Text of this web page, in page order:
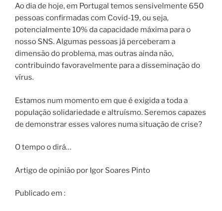
Ao dia de hoje, em Portugal temos sensivelmente 650
pessoas confirmadas com Covid-19, ou seja,
potencialmente 10% da capacidade máxima para o
nosso SNS. Algumas pessoas já perceberam a
dimensão do problema, mas outras ainda não,
contribuindo favoravelmente para a disseminação do
vírus.
Estamos num momento em que é exigida a toda a
população solidariedade e altruísmo. Seremos capazes
de demonstrar esses valores numa situação de crise?
O tempo o dirá…
Artigo de opinião por Igor Soares Pinto
Publicado em :